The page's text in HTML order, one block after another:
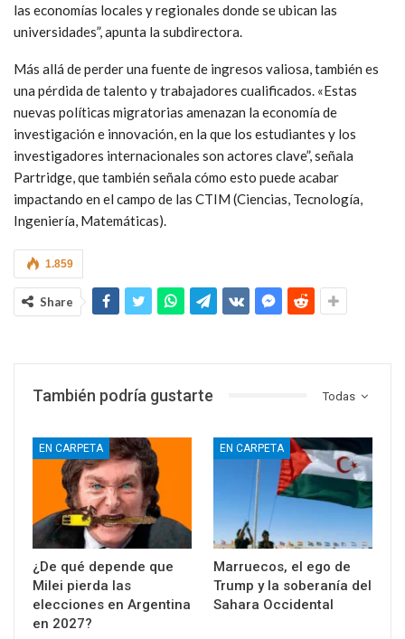
las economías locales y regionales donde se ubican las
universidades”, apunta la subdirectora.
Más allá de perder una fuente de ingresos valiosa, también es
una pérdida de talento y trabajadores cualificados. «Estas
nuevas políticas migratorias amenazan la economía de
investigación e innovación, en la que los estudiantes y los
investigadores internacionales son actores clave”, señala
Partridge, que también señala cómo esto puede acabar
impactando en el campo de las CTIM (Ciencias, Tecnología,
Ingeniería, Matemáticas).
1.859
Share
Todas
También podría gustarte
EN CARPETA
¿De qué depende que
Milei pierda las
elecciones en Argentina
en 2027?
EN CARPETA
Marruecos, el ego de
Trump y la soberanía del
Sahara Occidental